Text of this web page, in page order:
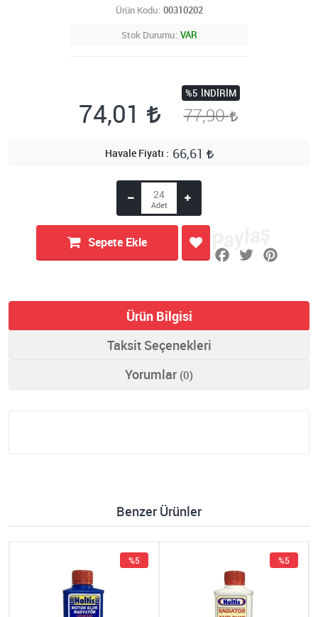
Ürün Kodu 00310202
Stok Durumu VAR
74,01
%5 İNDIRIM
77,90
Havale Fiyatı 66,61
Sepete Ekle
Ürün Bilgisi
Taksit Seçenekleri
Yorumlar (0)
Benzer Ürünler
%5 %5